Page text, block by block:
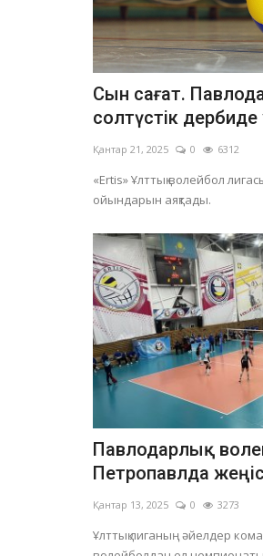
Сын сағат.
солтүстік
Қантар 21, 2025 0 6312
«Ertis» Ұлттық волейбол
ойындарын аяқтады.
Павлодарлық
Петропавлда
Қантар 13, 2025 0 3273
Ұлттық лиганың әйелдер